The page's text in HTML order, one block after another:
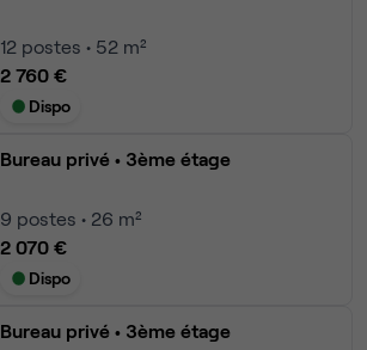
12 postes • 52 m²
2 760 €
Dispo
Bureau privé • 3ème étage
9 postes • 26 m²
2 070 €
Dispo
Bureau privé • 3ème étage